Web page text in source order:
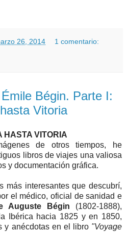
26, 2014 1 comentario:
Bégin. Parte I:
Vitoria
HASTA VITORIA
de otros tiempos, he
libros de viajes una valiosa
y documentación gráfica.
más interesantes que descubrí,
el médico, oficial de sanidad e
Auguste Bégin (1802-1888),
Ibérica hacia 1825 y en 1850,
y anécdotas en el libro "Voyage